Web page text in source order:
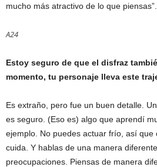
mucho más atractivo de lo que piensas”.
A24
Estoy seguro de que el disfraz
momento, tu personaje lleva este
Es extraño, pero fue un buen detalle.
es seguro. (Eso es) algo que aprendí
ejemplo. No puedes actuar frío, así
cuida. Y hablas de una manera
preocupaciones. Piensas de manera